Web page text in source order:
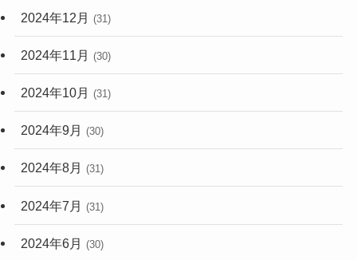
2024年12月 (31)
2024年11月 (30)
2024年10月 (31)
2024年9月 (30)
2024年8月 (31)
2024年7月 (31)
2024年6月 (30)